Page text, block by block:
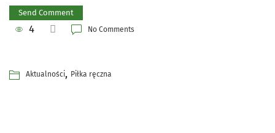
4 No Comments
Aktualności, Piłka ręczna